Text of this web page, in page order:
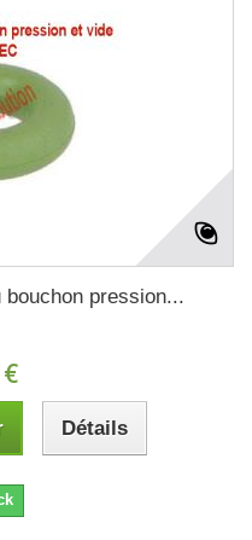
pression...
Détails